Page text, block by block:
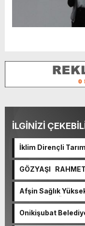
İLGİNİZİ
İklim Dirençli
GÖZYAŞI
Afşin Sağlık
Okulunda görev
Onikişubat
başvurularında